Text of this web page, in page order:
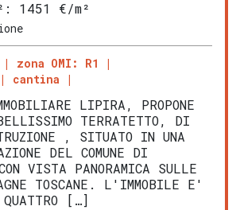
1451 €/m²
zona OMI: R1
cantina
LIPIRA, PROPONE
TERRATETTO, DI
, SITUATO IN UNA
DEL COMUNE DI
VISTA PANORAMICA SULLE
TOSCANE. L'IMMOBILE E'
QUATTRO […]